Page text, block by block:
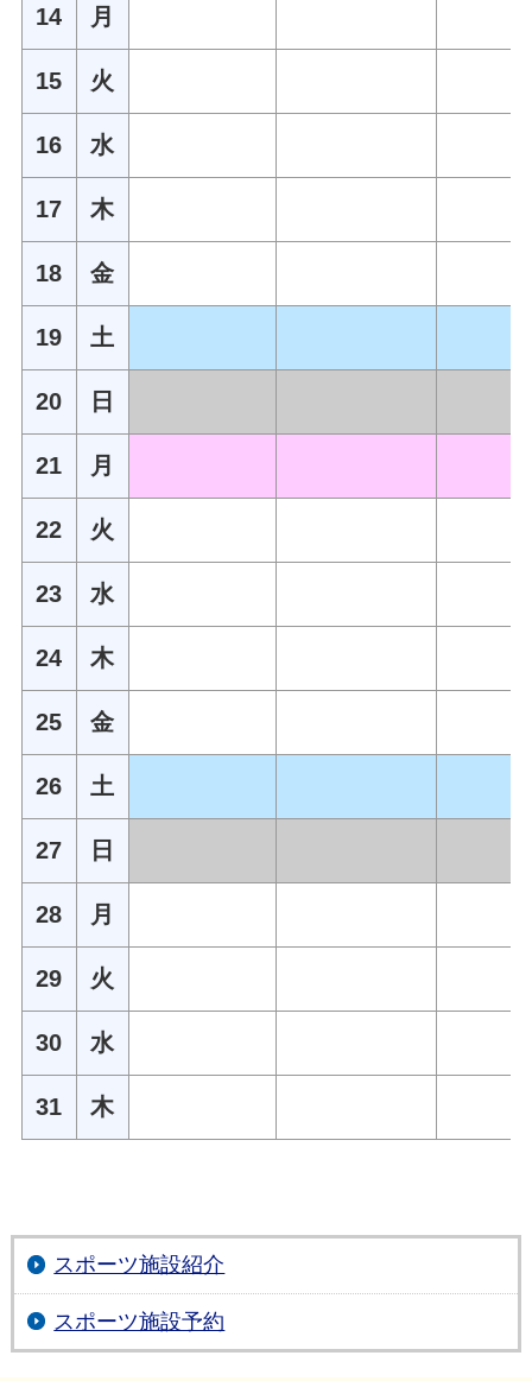
14 月
15 火
16 水
17 木
18 金
19 土
20 日
21 月
22 火
23 水
24 木
25 金
26 土
27 日
28 月
29 火
30 水
31 木
スポーツ施設紹介
スポーツ施設予約